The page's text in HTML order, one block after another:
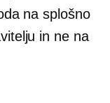
na splošno
in ne na